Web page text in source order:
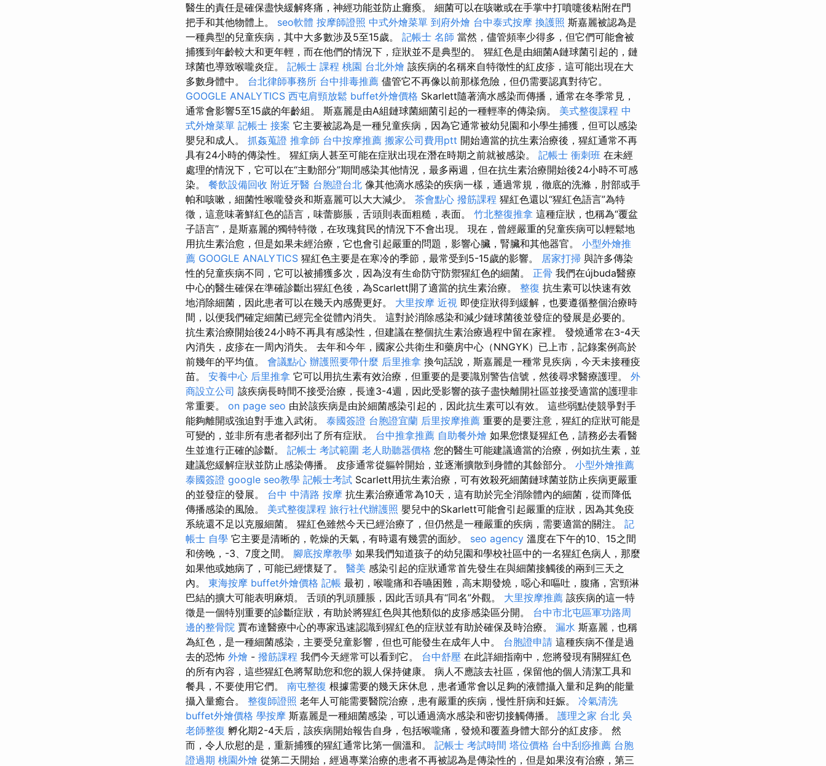
醫生的責任是確保盡快緩解疼痛，神經功能並防止癱瘓。 細菌可以在咳嗽或在手掌中打噴嚏後粘附在門
把手和其他物體上。 seo軟體 按摩師證照 中式外燴菜單 到府外燴 台中泰式按摩 換護照 斯嘉麗被認為是
一種典型的兒童疾病，其中大多數涉及5至15歲。 記帳士 名師 當然，儘管頻率少得多，但它們可能會被
捕獲到年齡較大和更年輕，而在他們的情況下，症狀並不是典型的。 猩紅色是由細菌A鏈球菌引起的，鏈
球菌也導致喉嚨炎症。 記帳士 課程 桃園 台北外燴 該疾病的名稱來自特徵性的紅皮疹，這可能出現在大
多數身體中。 台北律師事務所 台中排毒推薦 儘管它不再像以前那樣危險，但仍需要認真對待它。
GOOGLE ANALYTICS 西屯肩頸放鬆 buffet外燴價格 Skarlett隨著滴水感染而傳播，通常在冬季常見，
通常會影響5至15歲的年齡組。 斯嘉麗是由A組鏈球菌細菌引起的一種輕率的傳染病。 美式整復課程 中
式外燴菜單 記帳士 接案 它主要被認為是一種兒童疾病，因為它通常被幼兒園和小學生捕獲，但可以感染
嬰兒和成人。 抓姦蒐證 推拿師 台中按摩推薦 搬家公司費用ptt 開始適當的抗生素治療後，猩紅通常不再
具有24小時的傳染性。 猩紅病人甚至可能在症狀出現在潛在時期之前就被感染。 記帳士 衝刺班 在未經
處理的情況下，它可以在“主動部分”期間感染其他情況，最多兩週，但在抗生素治療開始後24小時不可感
染。 餐飲設備回收 附近牙醫 台胞證台北 像其他滴水感染的疾病一樣，通過常規，徹底的洗滌，肘部或手
帕和咳嗽，細菌性喉嚨發炎和斯嘉麗可以大大減少。 茶會點心 撥筋課程 猩紅色還以“猩紅色語言”為特
徵，這意味著鮮紅色的語言，味蕾膨脹，舌頭則表面粗糙，表面。 竹北整復推拿 這種症狀，也稱為“覆盆
子語言”，是斯嘉麗的獨特特徵，在玫瑰貧民的情況下不會出現。 現在，曾經嚴重的兒童疾病可以輕鬆地
用抗生素治愈，但是如果未經治療，它也會引起嚴重的問題，影響心臟，腎臟和其他器官。 小型外燴推
薦 GOOGLE ANALYTICS 猩紅色主要是在寒冷的季節，最常受到5-15歲的影響。 居家打掃 與許多傳染
性的兒童疾病不同，它可以被捕獲多次，因為沒有生命防守防禦猩紅色的細菌。 正骨 我們在újbuda醫療
中心的醫生確保在準確診斷出猩紅色後，為Scarlett開了適當的抗生素治療。 整復 抗生素可以快速有效
地消除細菌，因此患者可以在幾天內感覺更好。 大里按摩 近視 即使症狀得到緩解，也要遵循整個治療時
間，以便我們確定細菌已經完全從體內消失。 這對於消除感染和減少鏈球菌後並發症的發展是必要的。
抗生素治療開始後24小時不再具有感染性，但建議在整個抗生素治療過程中留在家裡。 發燒通常在3-4天
內消失，皮疹在一周內消失。 去年和今年，國家公共衛生和藥房中心（NNGYK）已上市，記錄案例高於
前幾年的平均值。 會議點心 辦護照要帶什麼 后里推拿 換句話說，斯嘉麗是一種常見疾病，今天未接種疫
苗。 安養中心 后里推拿 它可以用抗生素有效治療，但重要的是要識別警告信號，然後尋求醫療護理。 外
商設立公司 該疾病長時間不接受治療，長達3-4週，因此受影響的孩子盡快離開社區並接受適當的護理非
常重要。 on page seo 由於該疾病是由於細菌感染引起的，因此抗生素可以有效。 這些弱點使競爭對手
能夠離開或強迫對手進入武術。 泰國簽證 台胞證宜蘭 后里按摩推薦 重要的是要注意，猩紅的症狀可能是
可變的，並非所有患者都列出了所有症狀。 台中推拿推薦 自助餐外燴 如果您懷疑猩紅色，請務必去看醫
生並進行正確的診斷。 記帳士 考試範圍 老人助聽器價格 您的醫生可能建議適當的治療，例如抗生素，並
建議您緩解症狀並防止感染傳播。 皮疹通常從軀幹開始，並逐漸擴散到身體的其餘部分。 小型外燴推薦
泰國簽證 google seo教學 記帳士考試 Scarlett用抗生素治療，可有效殺死細菌鏈球菌並防止疾病更嚴重
的並發症的發展。 台中 中清路 按摩 抗生素治療通常為10天，這有助於完全消除體內的細菌，從而降低
傳播感染的風險。 美式整復課程 旅行社代辦護照 嬰兒中的Skarlett可能會引起嚴重的症狀，因為其免疫
系統還不足以克服細菌。 猩紅色雖然今天已經治療了，但仍然是一種嚴重的疾病，需要適當的關注。 記
帳士 自學 它主要是清晰的，乾燥的天氣，有時還有幾雲的面紗。 seo agency 溫度在下午的10、15之間
和傍晚，-3、7度之間。 腳底按摩教學 如果我們知道孩子的幼兒園和學校社區中的一名猩紅色病人，那麼
如果他或她病了，可能已經懷疑了。 醫美 感染引起的症狀通常首先發生在與細菌接觸後的兩到三天之
內。 東海按摩 buffet外燴價格 記帳 最初，喉嚨痛和吞嚥困難，高末期發燒，噁心和嘔吐，腹痛，宮頸淋
巴結的擴大可能表明麻煩。 舌頭的乳頭腫脹，因此舌頭具有“同名”外觀。 大里按摩推薦 該疾病的這一特
徵是一個特別重要的診斷症狀，有助於將猩紅色與其他類似的皮疹感染區分開。 台中市北屯區軍功路周
邊的整骨院 賈布達醫療中心的專家迅速認識到猩紅色的症狀並有助於確保及時治療。 漏水 斯嘉麗，也稱
為紅色，是一種細菌感染，主要受兒童影響，但也可能發生在成年人中。 台胞證申請 這種疾病不僅是過
去的恐怖 外燴 - 撥筋課程 我們今天經常可以看到它。 台中舒壓 在此詳細指南中，您將發現有關猩紅色
的所有內容，這些猩紅色將幫助您和您的親人保持健康。 病人不應該去社區，保留他的個人清潔工具和
餐具，不要使用它們。 南屯整復 根據需要的幾天床休息，患者通常會以足夠的液體攝入量和足夠的能量
攝入量癒合。 整復師證照 老年人可能需要醫院治療，患有嚴重的疾病，慢性肝病和妊娠。 冷氣清洗
buffet外燴價格 學按摩 斯嘉麗是一種細菌感染，可以通過滴水感染和密切接觸傳播。 護理之家 台北 吳
老師整復 孵化期2-4天后，該疾病開始報告自身，包括喉嚨痛，發燒和覆蓋身體大部分的紅皮疹。 然
而，令人欣慰的是，重新捕獲的猩紅通常比第一個溫和。 記帳士 考試時間 塔位價格 台中刮痧推薦 台胞
證過期 桃園外燴 從第二天開始，經過專業治療的患者不再被認為是傳染性的，但是如果沒有治療，第三